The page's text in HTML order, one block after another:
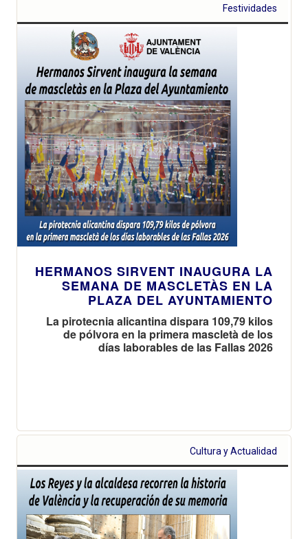
ayuntamientos
de Barcelona,
Madrid, Málaga,
San Sebastián,
Sevilla y
Zaragoza
Festividades
HERMANOS SIRVENT INAUGURA LA
SEMANA DE MASCLETÀS EN LA
PLAZA DEL AYUNTAMIENTO
La pirotecnia alicantina dispara 109,79 kilos
de pólvora en la primera mascletà de los
días laborables de las Fallas 2026
Cultura y Actualidad